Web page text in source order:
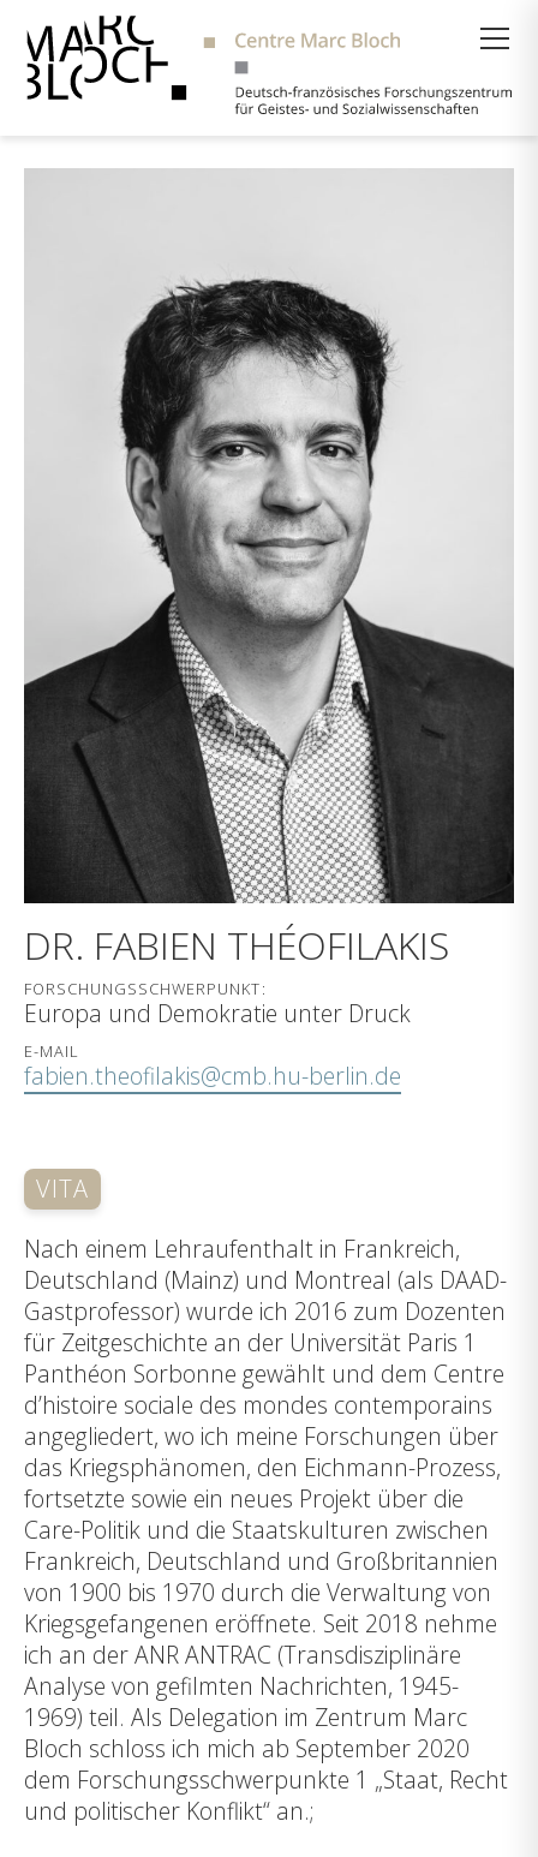
DR. FABIEN THÉOFILAKIS
FORSCHUNGSSCHWERPUNKT:
Europa und Demokratie unter Druck
E-MAIL
fabien.theofilakis@cmb.hu-berlin.de
VITA
Nach einem Lehraufenthalt in Frankreich,
Deutschland (Mainz) und Montreal (als DAAD-
Gastprofessor) wurde ich 2016 zum Dozenten
für Zeitgeschichte an der Universität Paris 1
Panthéon Sorbonne gewählt und dem Centre
d’histoire sociale des mondes contemporains
angegliedert, wo ich meine Forschungen über
das Kriegsphänomen, den Eichmann-Prozess,
fortsetzte sowie ein neues Projekt über die
Care-Politik und die Staatskulturen zwischen
Frankreich, Deutschland und Großbritannien
von 1900 bis 1970 durch die Verwaltung von
Kriegsgefangenen eröffnete. Seit 2018 nehme
ich an der ANR ANTRAC (Transdisziplinäre
Analyse von gefilmten Nachrichten, 1945-
1969) teil. Als Delegation im Zentrum Marc
Bloch schloss ich mich ab September 2020
dem Forschungsschwerpunkte 1 „Staat, Recht
und politischer Konflikt“ an.;